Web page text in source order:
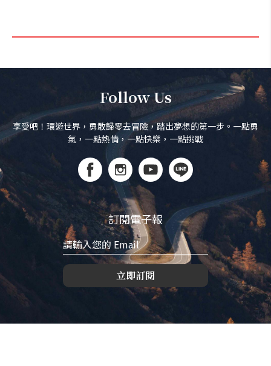
Follow Us
享受吧！環遊世界，勇敢歸零去冒險，踏出夢想的第一步。一點勇
氣，一點熱情，一點快樂，一點挑戰
訂閱電子報
立即訂閱